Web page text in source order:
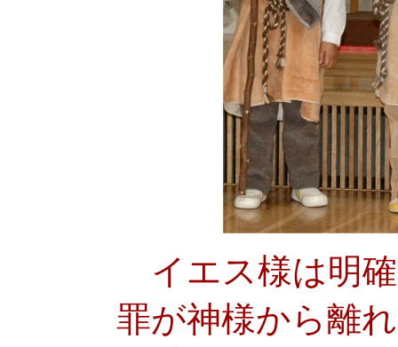
イエス様は明
罪が神様から離